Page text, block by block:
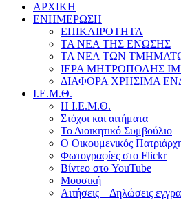
ΑΡΧΙΚΗ
ΕΝΗΜΕΡΩΣΗ
ΕΠΙΚΑΙΡΟΤΗΤΑ
ΤΑ ΝΕΑ ΤΗΣ ΕΝΩΣΗΣ
ΤΑ ΝΕΑ ΤΩΝ
ΙΕΡΑ ΜΗΤΡΟΠΟΛΗΣ
ΔΙΑΦΟΡΑ ΧΡΗΣΙΜΑ
Ι.Ε.Μ.Θ.
Η Ι.Ε.Μ.Θ.
Στόχοι και αιτήματα
Το Διοικητικό Συμβούλιο
Ο Οικουμενικός
Φωτογραφίες στο Flickr
Βίντεο στο YouTube
Μουσική
Αιτήσεις – Δηλώσεις